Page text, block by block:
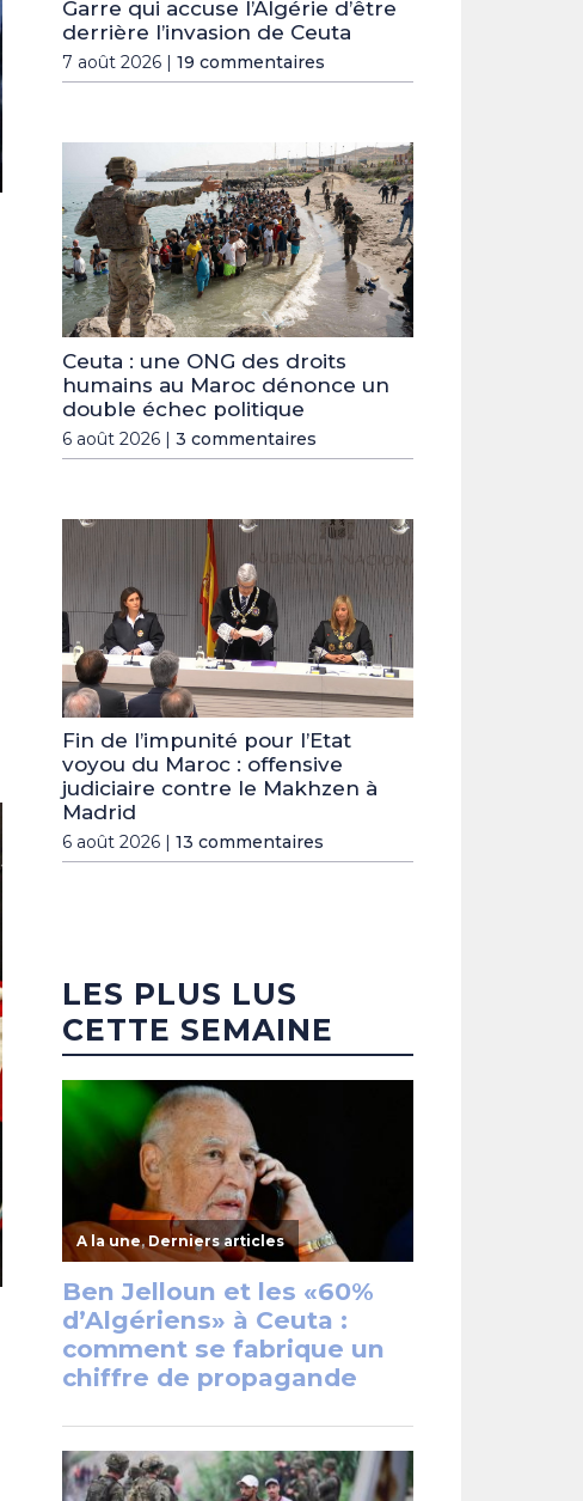
Garre qui accuse l’Algérie d’être
derrière l’invasion de Ceuta
7 août 2026 | 19 commentaires
Ceuta : une ONG des droits
humains au Maroc dénonce un
double échec politique
6 août 2026 | 3 commentaires
Fin de l’impunité pour l’Etat
voyou du Maroc : offensive
judiciaire contre le Makhzen à
Madrid
6 août 2026 | 13 commentaires
LES PLUS LUS
CETTE SEMAINE